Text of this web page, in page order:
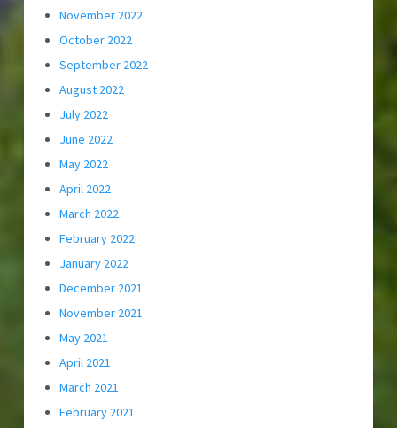
November 2022
October 2022
September 2022
August 2022
July 2022
June 2022
May 2022
April 2022
March 2022
February 2022
January 2022
December 2021
November 2021
May 2021
April 2021
March 2021
February 2021